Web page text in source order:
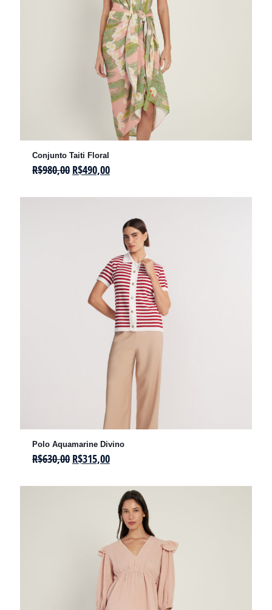
Conjunto Taiti Floral
R$980,00 R$490,00
Polo Aquamarine Divino
R$630,00 R$315,00